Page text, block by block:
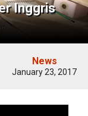
Inggris
News
January 23, 2017